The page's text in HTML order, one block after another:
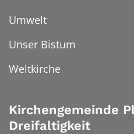
Umwelt
Unser Bistum
Weltkirche
Kirchengemeinde
Dreifaltigkeit